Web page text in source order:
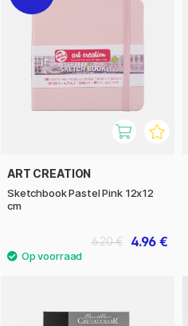
ART CREATION
Sketchbook Pastel Pink 12x12
cm
4.96 €
6.20 €